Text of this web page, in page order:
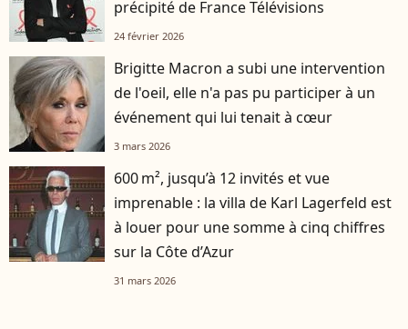
précipité de France Télévisions
24 février 2026
Brigitte Macron a subi une intervention
de l'oeil, elle n'a pas pu participer à un
événement qui lui tenait à cœur
3 mars 2026
600 m², jusqu’à 12 invités et vue
imprenable : la villa de Karl Lagerfeld est
à louer pour une somme à cinq chiffres
sur la Côte d’Azur
31 mars 2026